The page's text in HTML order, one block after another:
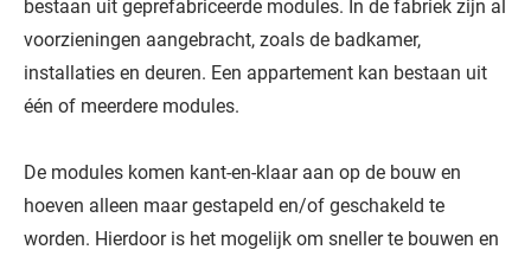
bestaan uit geprefabriceerde modules. In de fabriek zijn al
voorzieningen aangebracht, zoals de badkamer,
installaties en deuren. Een appartement kan bestaan uit
één of meerdere modules.
De modules komen kant-en-klaar aan op de bouw en
hoeven alleen maar gestapeld en/of geschakeld te
worden. Hierdoor is het mogelijk om sneller te bouwen en